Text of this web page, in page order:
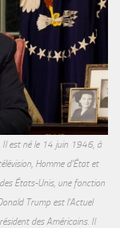
Il est né le 14 juin 1946, à
Homme d'État et
États-Unis, une fonction
Trump est l'Actuel
des Américains. Il